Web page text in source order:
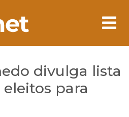
divulga lista
para